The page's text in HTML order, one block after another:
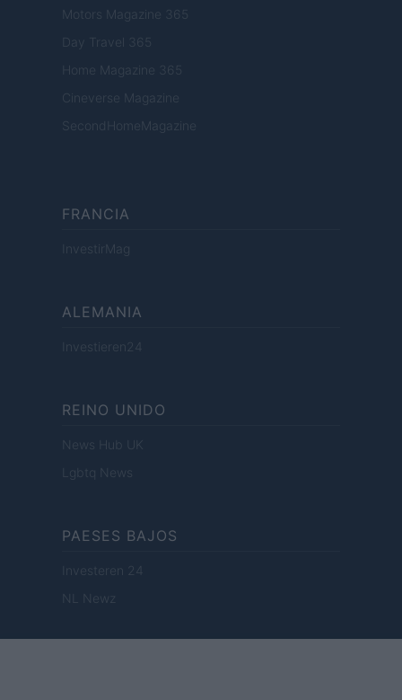
Motors Magazine 365
Day Travel 365
Home Magazine 365
Cineverse Magazine
SecondHomeMagazine
FRANCIA
InvestirMag
ALEMANIA
Investieren24
REINO UNIDO
News Hub UK
Lgbtq News
PAESES BAJOS
Investeren 24
NL Newz